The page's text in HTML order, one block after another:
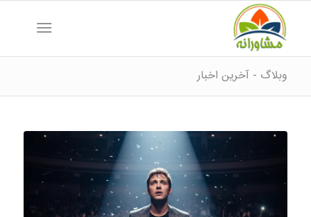
وبلاگ - آخرین اخبار